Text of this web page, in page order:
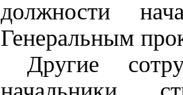
должности
Генеральным
Другие